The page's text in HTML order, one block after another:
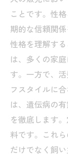
ことです。性
期的な信頼関
性格を理解す
は、多くの家
す。一方で、
フスタイルに
は、遺伝病の
を徹底します
料です。これ
だけでなく飼